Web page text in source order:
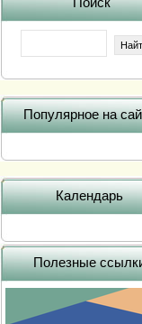
Популярное на
Календарь
Полезные